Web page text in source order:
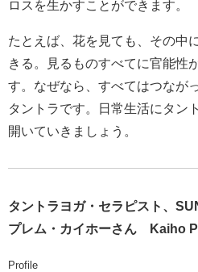
ロスを生かすことができます。
たとえば、花を見ても、その中
きる。見るものすべてに官能性
す。なぜなら、すべてはつなが
タントラです。日常生活にタン
開いていきましょう。
タントラヨガ・セラピスト、
プレム・カイホーさん
Kaiho
Profile